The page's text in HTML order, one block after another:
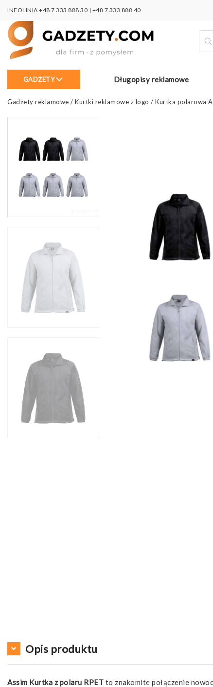
INFOLINIA +48 7 333 888 30 | +48 7 333 888 40
GADŻETY Długopisy reklamowe
Gadżety reklamowe / Kurtki reklamowe z logo / Kurtka polarowa
Opis produktu
Assim Kurtka z polaru RPET to znakomite połączenie